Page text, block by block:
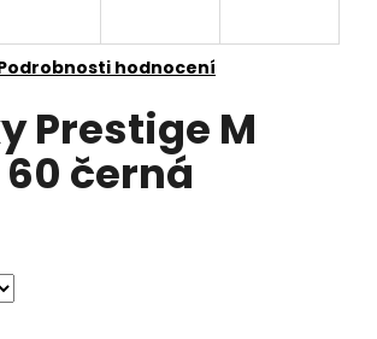
hodnocení
Prestige M
černá